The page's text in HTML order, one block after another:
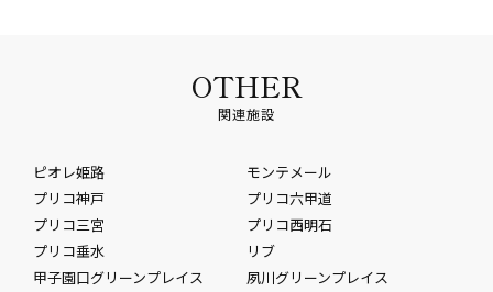
OTHER
関連施設
ピオレ姫路
モンテメール
プリコ神戸
プリコ六甲道
プリコ三宮
プリコ西明石
プリコ垂水
リブ
甲子園口グリーンプレイス
夙川グリーンプレイス